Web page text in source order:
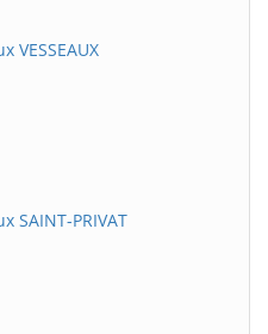
VESSEAUX
SAINT-PRIVAT